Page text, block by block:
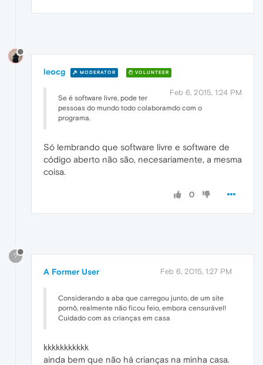
leocg MODERATOR VOLUNTEER
Feb 6, 2015, 1:24 PM
Se é software livre, pode ter
pessoas do mundo todo colaboramdo com o
programa.
Só lembrando que software livre e software de
código aberto não são, necesariamente, a mesma
coisa.
0
?
A Former User Feb 6, 2015, 1:27 PM
Considerando a aba que carregou junto, de um site
pornô, realmente não ficou feio, embora censurável!
Cuidado com as crianças em casa
kkkkkkkkkkk
ainda bem que não há crianças na minha casa.